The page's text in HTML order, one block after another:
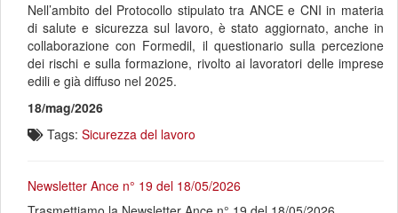
Nell’ambito del Protocollo stipulato tra ANCE e CNI in materia
di salute e sicurezza sul lavoro, è stato aggiornato, anche in
collaborazione con Formedil, il questionario sulla percezione
dei rischi e sulla formazione, rivolto ai lavoratori delle imprese
edili e già diffuso nel 2025.
18/mag/2026
Tags: Sicurezza del lavoro
Newsletter Ance n° 19 del 18/05/2026